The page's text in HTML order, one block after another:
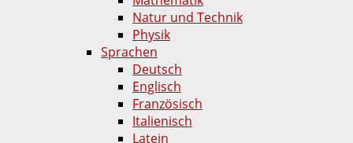
Natur und Technik
Physik
Sprachen
Deutsch
Englisch
Französisch
Italienisch
Latein